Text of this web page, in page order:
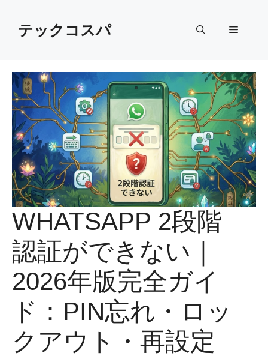
contentテックコスパ Menu
WHATSAPP 2段階
認証ができない｜
2026年版完全ガイ
ド：PIN忘れ・ロッ
クアウト・再設定